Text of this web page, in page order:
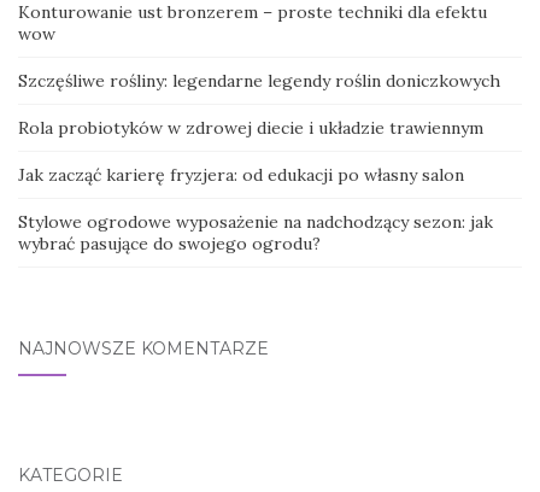
Konturowanie ust bronzerem – proste techniki dla efektu
wow
Szczęśliwe rośliny: legendarne legendy roślin doniczkowych
Rola probiotyków w zdrowej diecie i układzie trawiennym
Jak zacząć karierę fryzjera: od edukacji po własny salon
Stylowe ogrodowe wyposażenie na nadchodzący sezon: jak
wybrać pasujące do swojego ogrodu?
NAJNOWSZE KOMENTARZE
KATEGORIE